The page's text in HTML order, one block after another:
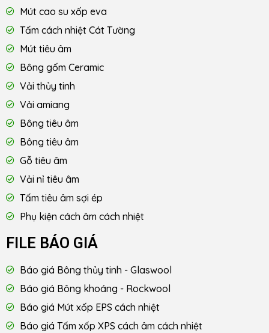
Mút cao su xốp eva
Tấm cách nhiệt Cát Tường
Mút tiêu âm
Bông gốm Ceramic
Vải thủy tinh
Vải amiang
Bông tiêu âm
Bông tiêu âm
Gỗ tiêu âm
Vải nỉ tiêu âm
Tấm tiêu âm sợi ép
Phụ kiện cách âm cách nhiệt
FILE BÁO GIÁ
Báo giá Bông thủy tinh - Glaswool
Báo giá Bông khoáng - Rockwool
Báo giá Mút xốp EPS cách nhiệt
Báo giá Tấm xốp XPS cách âm cách nhiệt